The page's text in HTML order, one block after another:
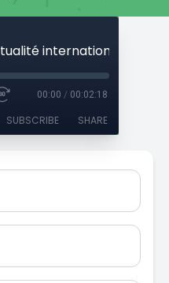
00:00 / 00:02:18
SUBSCRIBE SHARE